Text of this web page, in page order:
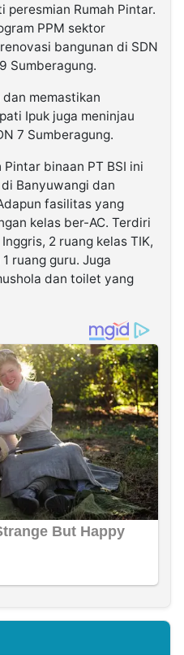
peresmian Rumah Pintar.
PPM sektor
bangunan di SDN
Sumberagung.
memastikan
Ipuk juga meninjau
7 Sumberagung.
binaan PT BSI ini
Banyuwangi dan
fasilitas yang
kelas ber-AC. Terdiri
2 ruang kelas TIK,
ruang guru. Juga
dan toilet yang